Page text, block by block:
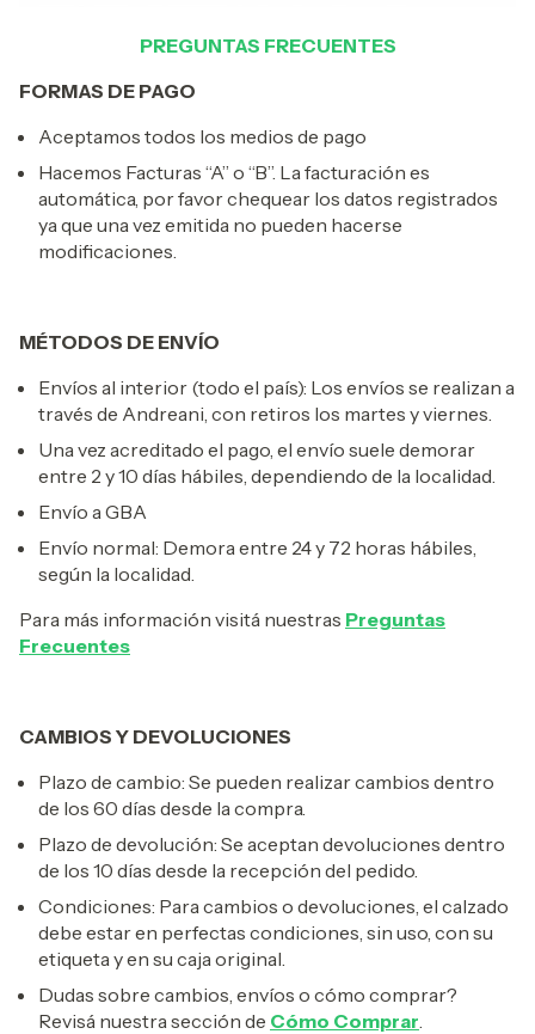
PREGUNTAS FRECUENTES
FORMAS DE PAGO
Aceptamos todos los medios de pago
Hacemos Facturas “A” o “B”. La facturación es
automática, por favor chequear los datos registrados
ya que una vez emitida no pueden hacerse
modificaciones.
MÉTODOS DE ENVÍO
Envíos al interior (todo el país): Los envíos se realizan a
través de Andreani, con retiros los martes y viernes.
Una vez acreditado el pago, el envío suele demorar
entre 2 y 10 días hábiles, dependiendo de la localidad.
Envío a GBA
Envío normal: Demora entre 24 y 72 horas hábiles,
según la localidad.
Para más información visitá nuestras Preguntas
Frecuentes
CAMBIOS Y DEVOLUCIONES
Plazo de cambio: Se pueden realizar cambios dentro
de los 60 días desde la compra.
Plazo de devolución: Se aceptan devoluciones dentro
de los 10 días desde la recepción del pedido.
Condiciones: Para cambios o devoluciones, el calzado
debe estar en perfectas condiciones, sin uso, con su
etiqueta y en su caja original.
Dudas sobre cambios, envíos o cómo comprar?
Revisá nuestra sección de Cómo Comprar.